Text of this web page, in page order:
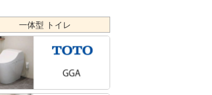
一体型 トイレ